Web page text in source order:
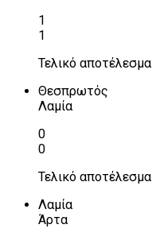
1
1
Τελικό αποτέλεσμα
Θεσπρωτός
Λαμία
0
0
Τελικό αποτέλεσμα
Λαμία
Άρτα